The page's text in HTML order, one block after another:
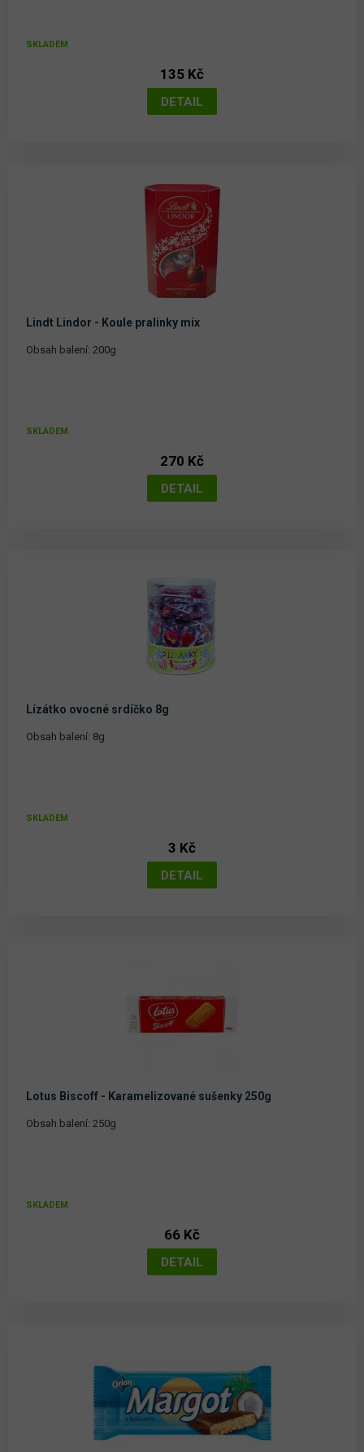
SKLADEM
135 Kč
Lindt Lindor - Koule pralinky mix
Obsah balení: 200g
SKLADEM
270 Kč
Lízátko ovocné srdíčko 8g
Obsah balení: 8g
SKLADEM
3 Kč
Lotus Biscoff - Karamelizované sušenky 250g
Obsah balení: 250g
SKLADEM
66 Kč